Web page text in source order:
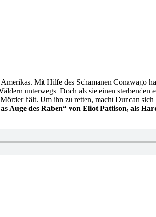
Mit Hilfe des Schamanen Conawago
unterwegs. Doch als sie einen
hält. Um ihn zu retten, macht Duncan
Auge des Raben“ von Eliot Pattison, als